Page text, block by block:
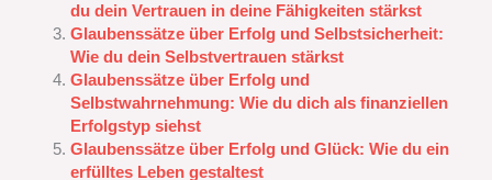
du dein Vertrauen in deine Fähigkeiten stärkst
Glaubenssätze über Erfolg und Selbstsicherheit:
Wie du dein Selbstvertrauen stärkst
Glaubenssätze über Erfolg und
Selbstwahrnehmung: Wie du dich als finanziellen
Erfolgstyp siehst
Glaubenssätze über Erfolg und Glück: Wie du ein
erfülltes Leben gestaltest